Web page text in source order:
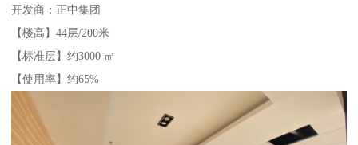
开发商：正中集团
【楼高】44层/200米
【标准层】约3000 ㎡
【使用率】约65%